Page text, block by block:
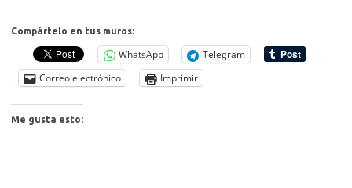
Compártelo en tus muros:
WhatsApp
Telegram
Correo electrónico
Imprimir
Me gusta esto: